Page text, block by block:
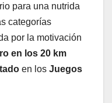
para una nutrida
categorías
por la motivación
en los 20 km
en los Juegos